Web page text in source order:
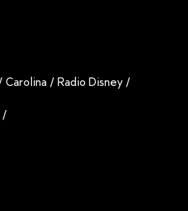
Carolina / Radio Disney /
/